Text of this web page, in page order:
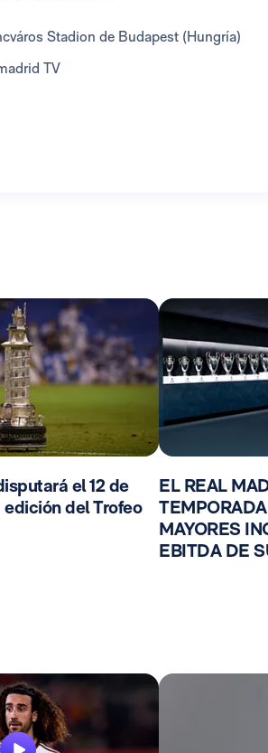
Stadion de Budapest (Hungría)
TV
el 12 de
del Trofeo
EL REAL
MAYORES
EBITDA DE